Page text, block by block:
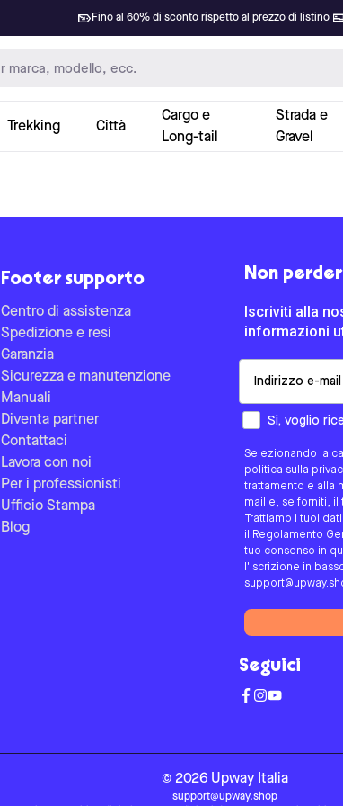
Fino al 60% di sconto rispetto al prezzo di listino
Trekking Città
Cargo e
Long-tail
Strada e
Gravel
Footer supporto
Centro di assistenza
Spedizione e resi
Garanzia
Sicurezza e manutenzione
Manuali
Diventa partner
Contattaci
Lavora con noi
Per i professionisti
Ufficio Stampa
Blog
Non
Iscriviti alla
informazioni
ComeSi, voglio
Selezionando la
politica sulla
trattamento e alla
mail e, se forniti, il
Trattiamo i tuoi
il Regolamento
tuo consenso in
l'iscrizione in
Seguici
© 2026 Upway Italia
support@upway.shop